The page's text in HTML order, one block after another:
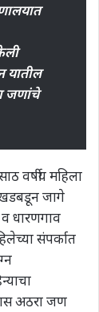
यातील
जणांचे
वर्षीय महिला
जागे
व धारणगाव
संपर्कात
अठरा जण